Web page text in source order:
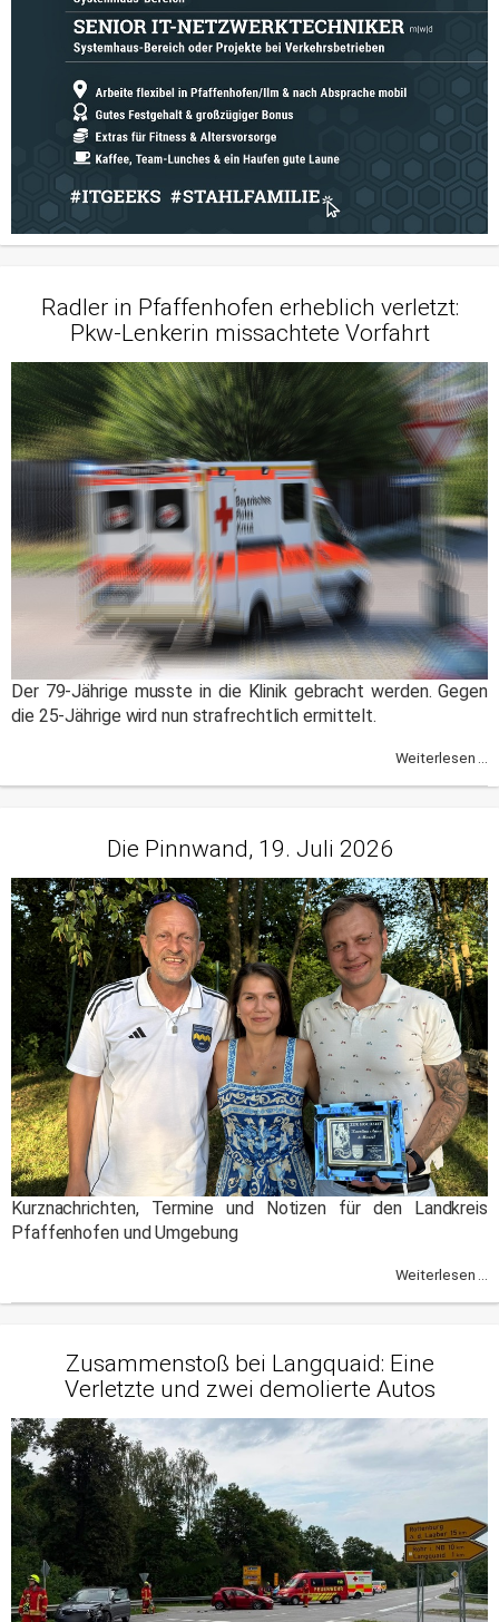
Radler in Pfaffenhofen erheblich verletzt:
Pkw-Lenkerin missachtete Vorfahrt
Der 79-Jährige musste in die Klinik gebracht werden. Gegen
die 25-Jährige wird nun strafrechtlich ermittelt.
Weiterlesen ...
Die Pinnwand, 19. Juli 2026
Kurznachrichten, Termine und Notizen für den Landkreis
Pfaffenhofen und Umgebung
Weiterlesen ...
Zusammenstoß bei Langquaid: Eine
Verletzte und zwei demolierte Autos